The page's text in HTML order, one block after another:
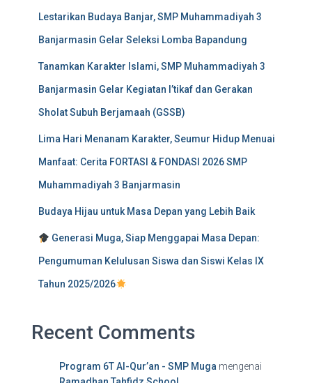
Lestarikan Budaya Banjar, SMP Muhammadiyah 3
Banjarmasin Gelar Seleksi Lomba Bapandung
Tanamkan Karakter Islami, SMP Muhammadiyah 3
Banjarmasin Gelar Kegiatan I’tikaf dan Gerakan
Sholat Subuh Berjamaah (GSSB)
Lima Hari Menanam Karakter, Seumur Hidup Menuai
Manfaat: Cerita FORTASI & FONDASI 2026 SMP
Muhammadiyah 3 Banjarmasin
Budaya Hijau untuk Masa Depan yang Lebih Baik
Generasi Muga, Siap Menggapai Masa Depan:
Pengumuman Kelulusan Siswa dan Siswi Kelas IX
Tahun 2025/2026
Recent Comments
Program 6T Al-Qur’an - SMP Muga mengenai